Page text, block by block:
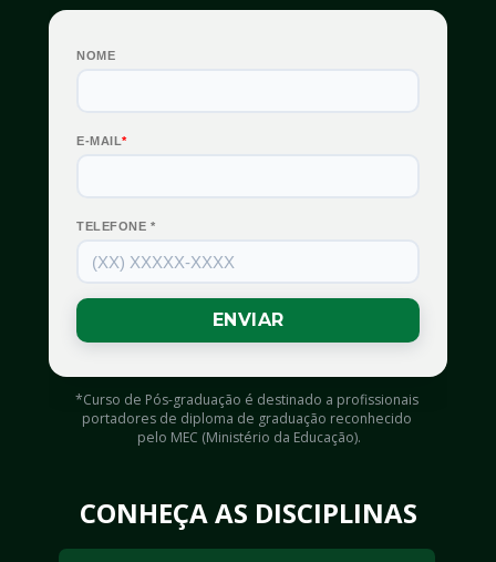
*Curso de Pós-graduação é destinado a profissionais
portadores de diploma de graduação reconhecido
pelo MEC (Ministério da Educação).
CONHEÇA AS DISCIPLINAS